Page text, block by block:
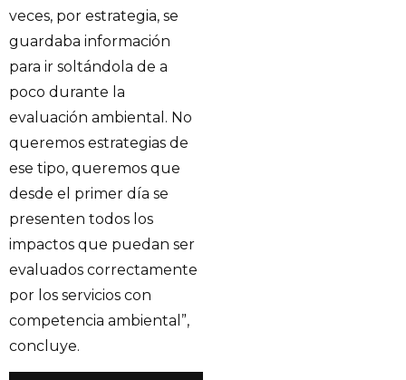
veces, por estrategia, se
guardaba información
para ir soltándola de a
poco durante la
evaluación ambiental. No
queremos estrategias de
ese tipo, queremos que
desde el primer día se
presenten todos los
impactos que puedan ser
evaluados correctamente
por los servicios con
competencia ambiental”,
concluye.